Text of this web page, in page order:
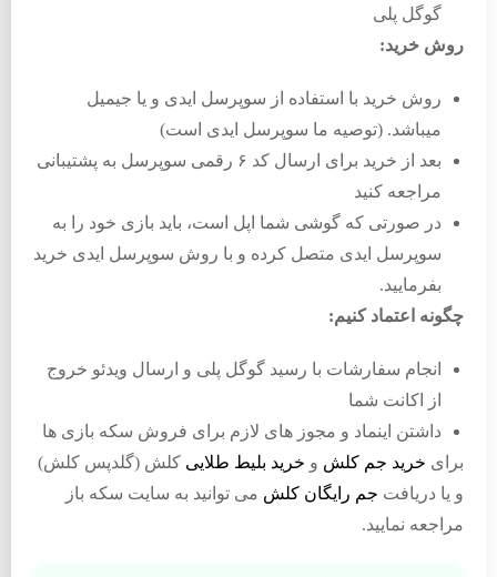
گوگل پلی
روش خرید:
روش خرید با استفاده از سوپرسل ایدی و یا جیمیل
میباشد. (توصیه ما سوپرسل ایدی است)
بعد از خرید برای ارسال کد ۶ رقمی سوپرسل به پشتیبانی
مراجعه کنید
در صورتی که گوشی شما اپل است، باید بازی خود را به
سوپرسل ایدی متصل کرده و با روش سوپرسل ایدی خرید
بفرمایید.
چگونه اعتماد کنیم:
انجام سفارشات با رسید گوگل پلی و ارسال ویدئو خروج
از اکانت شما
داشتن اینماد و مجوز های لازم برای فروش سکه بازی ها
برای خرید جم کلش و خرید بلیط طلایی کلش (گلدپس کلش)
و یا دریافت جم رایگان کلش می توانید به سایت سکه باز
مراجعه نمایید.